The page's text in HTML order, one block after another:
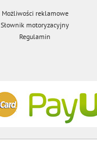
Możliwości reklamowe
Słownik motoryzacyjny
Regulamin